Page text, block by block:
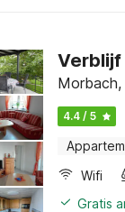
Verblijf
Morbach,
4.4 / 5
Wifi
Gratis